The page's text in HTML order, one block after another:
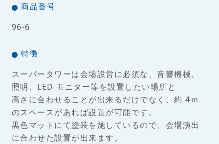
商品番号
96-6
特徴
スーパータワーは会場設営に必須な、音響機械、
照明、LED モニター等を設置したい場所と
高さに合わせることが出来るだけでなく、約 4ｍ
のスペースがあれば設置が可能です。
黒色マットにて塗装を施しているので、会場演出
に合わせた設置が出来ます。